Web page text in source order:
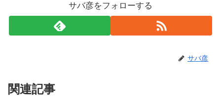
サバ彦をフォローする
サバ彦
関連記事